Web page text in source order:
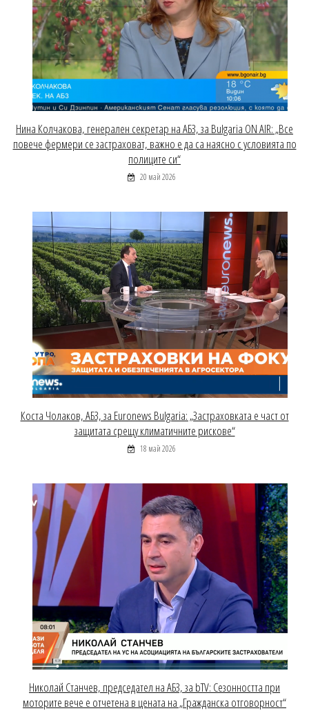
Нина Колчакова, генерален секретар на АБЗ, за Bulgaria ON AIR: „Все
повече фермери се застраховат, важно е да са наясно с условията по
полиците си“
20 май 2026
Коста Чолаков, АБЗ, за Euronews Bulgaria: „Застраховката е част от
защитата срещу климатичните рискове“
18 май 2026
Николай Станчев, председател на АБЗ, за bTV: Сезонността при
моторите вече е отчетена в цената на „Гражданска отговорност“